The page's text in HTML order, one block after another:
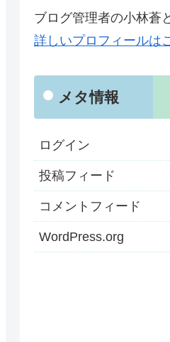
ブログ管理者の小林蒼
詳しいプロフィールは
メタ情報
ログイン
投稿フィード
コメントフィード
WordPress.org